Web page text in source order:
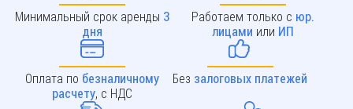
Минимальный срок аренды 3
дня
Работаем только с юр.
лицами или ИП
Оплата по безналичному
расчету, с НДС
Без залоговых платежей